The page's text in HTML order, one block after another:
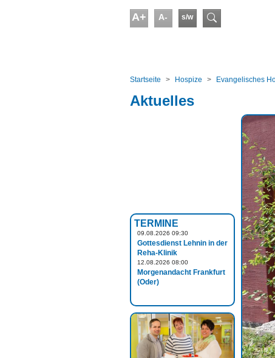
A+ A- s/w
Startseite
Hospize Evangelisches
Aktuelles
TERMINE
09.08.2026 09:30
Gottesdienst Lehnin in der
Reha-Klinik
12.08.2026 08:00
Morgenandacht Frankfurt
(Oder)